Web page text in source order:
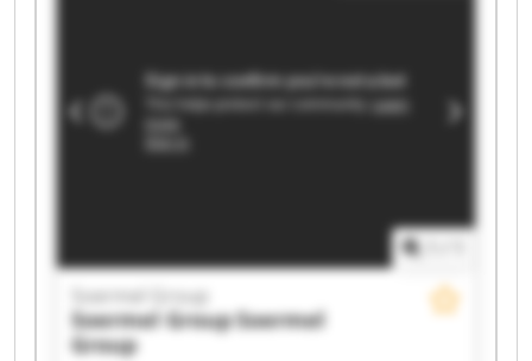
Soermel Group
Soermel GroupSoermel
Group